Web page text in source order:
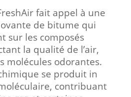
fait appel à une
de bitume qui
sur les composés
la qualité de l’air,
molécules odorantes.
se produit in
contribuant